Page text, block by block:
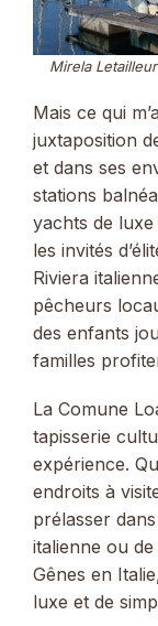
Mirela
Mais ce qui
juxtaposition
et dans ses
stations
yachts de
les invités
Riviera
pêcheurs
des enfants
familles
La Comune
tapisserie
expérience.
endroits à
prélasser
italienne ou
Gênes en
luxe et de